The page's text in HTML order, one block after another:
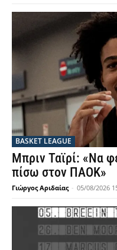
BASKET LEAGUE
Μπριν Ταϊρί: «Να
πίσω στον ΠΑΟΚ»
Γιώργος Αριδαίας - 05/08/2026